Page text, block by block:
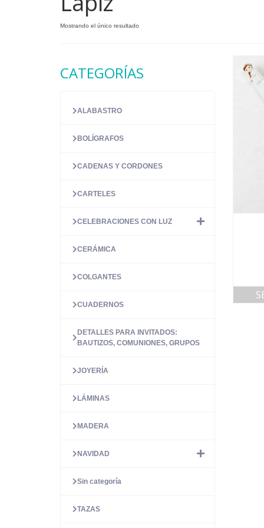
Mostrando el único resultado
CATEGORÍAS
ALABASTRO
BOLÍGRAFOS
CADENAS Y CORDONES
CARTELES
CELEBRACIONES CON LUZ
CERÁMICA
COLGANTES
CUADERNOS
DETALLES PARA INVITADOS:
BAUTIZOS, COMUNIONES, GRUPOS
JOYERÍA
LÁMINAS
MADERA
NAVIDAD
Sin categoría
TAZAS